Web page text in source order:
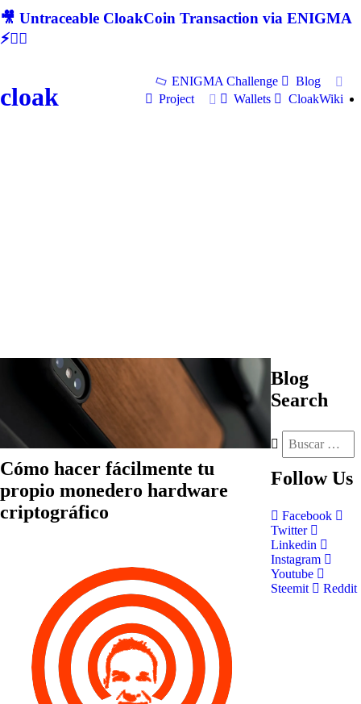
🎥 Untraceable CloakCoin Transaction via ENIGMA
⚡🕵‍♂
cloak
ENIGMA Challenge
Blog
Project
Wallets CloakWiki
Cómo hacer fácilmente tu
propio monedero hardware
criptográfico
Blog
Search
Follow Us
Facebook
Twitter
Linkedin
Instagram
Youtube
Steemit
Reddit